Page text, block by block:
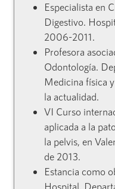
Especialista en
Digestivo.
2006-2011.
Profesora
Odontología.
Medicina física
la actualidad.
VI Curso
aplicada a la
la pelvis, en
de 2013.
Estancia como
Hospital.